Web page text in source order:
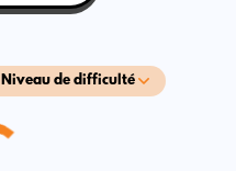
Niveau de difficulté